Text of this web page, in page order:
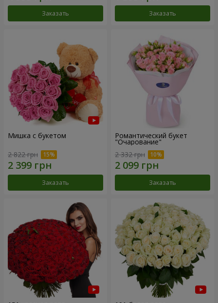
Заказать Заказать
Мишка с букетом
2 822 грн
Заказать
Романтический букет
"Очарование"
2 332 грн
Заказать